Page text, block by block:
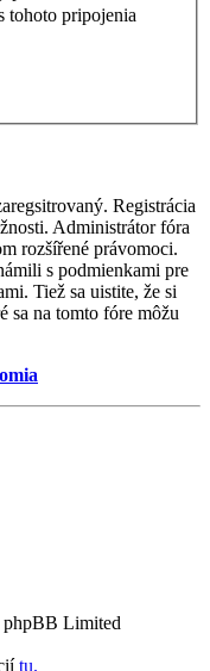
tohoto pripojenia
Registrácia
Administrátor fóra
rozšířené právomoci.
s podmienkami pre
Tiež sa uistite, že si
sa na tomto fóre môžu
Limited
tu.